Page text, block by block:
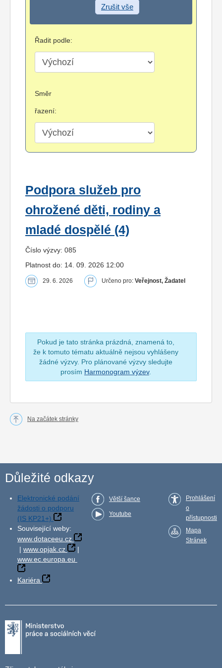
Zrušit vše
Řadit podle:
Směr
řazení:
Podpora služeb pro
ohrožené děti, rodiny a
mladé dospělé (4)
Číslo výzvy: 085
Platnost do: 14. 09. 2026 12:00
29. 6. 2026 Určeno pro: Veřejnost, Žadatel
Pokud je tato stránka prázdná, znamená to,
že k tomuto tématu aktuálně nejsou vyhlášeny
žádné výzvy. Pro plánované výzvy sledujte
prosím Harmonogram výzev.
Na začátek stránky
Důležité odkazy
Elektronické podání
žádosti o podporu
(IS KP21+)
Související weby:
www.dotaceeu.cz
| www.opjak.cz
|
www.ec.europa.eu
Kariéra
Větší šance
Youtube
Prohlášení
o
přístupnosti
Mapa
Stránek